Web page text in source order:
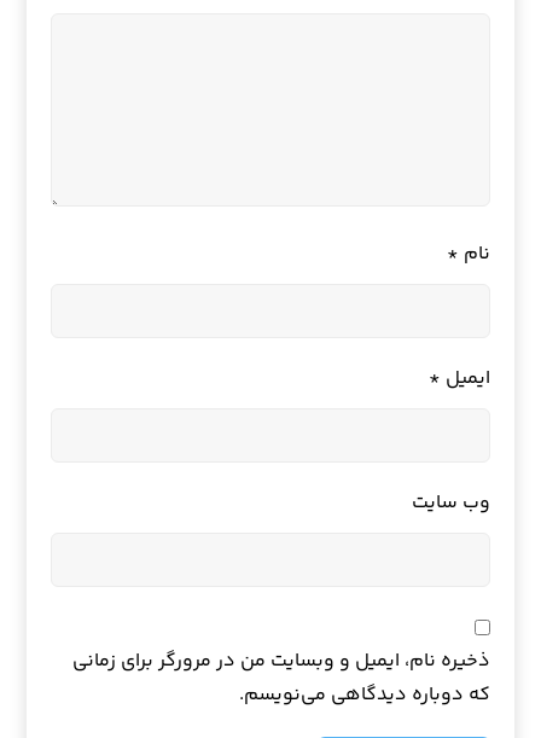
نام *
ایمیل *
وب‌ سایت
ذخیره نام، ایمیل و وبسایت من در مرورگر برای زمانی
که دوباره دیدگاهی می‌نویسم.